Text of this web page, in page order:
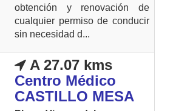
obtención y renovación de
cualquier permiso de conducir
sin necesidad d...
A 27.07 kms
Centro Médico
CASTILLO MESA